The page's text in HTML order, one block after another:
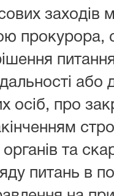
заходів
прокурора,
осіб, про
та
питань в